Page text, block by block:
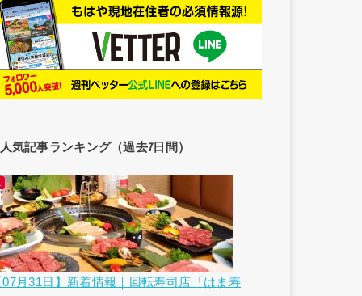
人気記事ランキング（過去7日間）
07月31日】新着情報｜回転寿司店「はま寿